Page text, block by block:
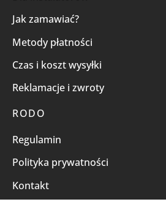
Jak zamawiać?
Metody płatności
Czas i koszt wysyłki
Reklamacje i zwroty
RODO
Regulamin
Polityka prywatności
Kontakt